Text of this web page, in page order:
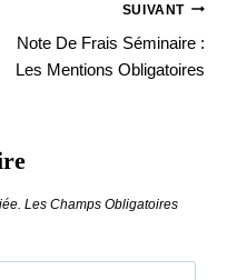
SUIVANT
Note De Frais Séminaire :
Les Mentions Obligatoires
Les Champs Obligatoires